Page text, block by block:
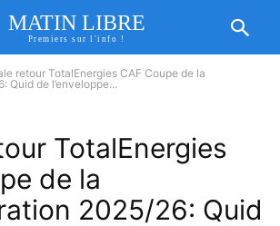
MATIN LIBRE
Premiers sur l'info !
retour TotalEnergies CAF Coupe de la
Quid de l’enveloppe...
TotalEnergies
de la
2025/26: Quid